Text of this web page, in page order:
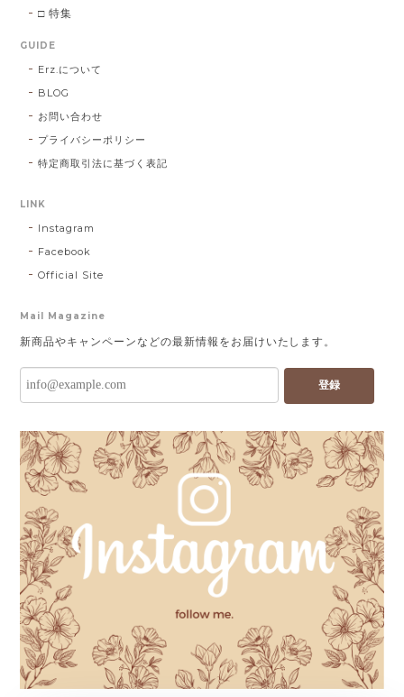
□ 特集
GUIDE
Erz.について
BLOG
お問い合わせ
プライバシーポリシー
特定商取引法に基づく表記
LINK
Instagram
Facebook
Official Site
Mail Magazine
新商品やキャンペーンなどの最新情報をお届けいたします。
登録